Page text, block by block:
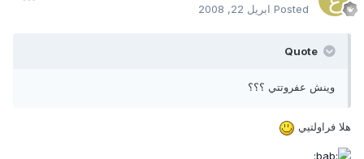
Posted ابريل 22, 2008
وينش عفروتتي ؟؟؟
هلا فراولتيي